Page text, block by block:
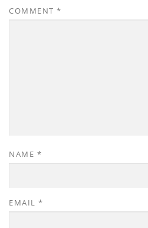
COMMENT *
NAME *
EMAIL *